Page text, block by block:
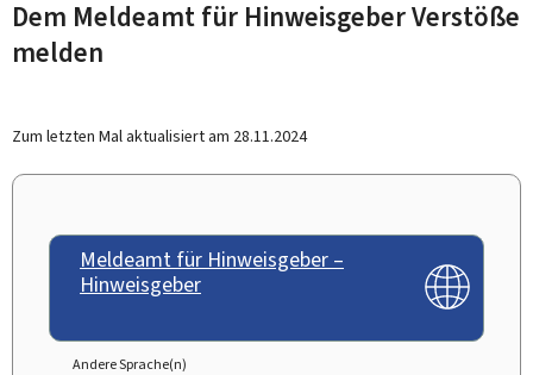
actif
Dem Meldeamt für Hinweisgeber Verstöße
melden
Zum letzten Mal aktualisiert am 28.11.2024
Meldeamt für Hinweisgeber –
Hinweisgeber
Andere Sprache(n)